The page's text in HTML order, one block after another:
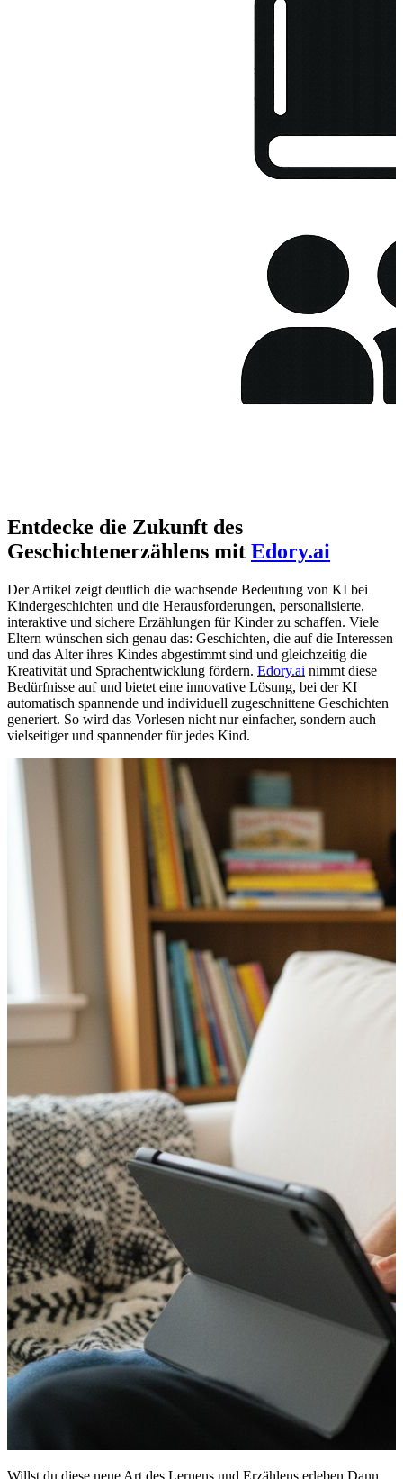
Entdecke die Zukunft des
Geschichtenerzählens mit Edory.ai
Der Artikel zeigt deutlich die wachsende Bedeutung von KI bei
Kindergeschichten und die Herausforderungen, personalisierte,
interaktive und sichere Erzählungen für Kinder zu schaffen. Viele
Eltern wünschen sich genau das: Geschichten, die auf die Interessen
und das Alter ihres Kindes abgestimmt sind und gleichzeitig die
Kreativität und Sprachentwicklung fördern. Edory.ai nimmt diese
Bedürfnisse auf und bietet eine innovative Lösung, bei der KI
automatisch spannende und individuell zugeschnittene Geschichten
generiert. So wird das Vorlesen nicht nur einfacher, sondern auch
vielseitiger und spannender für jedes Kind.
Willst du diese neue Art des Lernens und Erzählens erleben Dann